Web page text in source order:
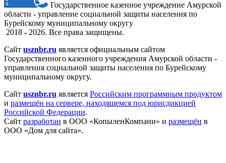
Государственное казенное учреждение Амурской
области - управление социальной защиты населения по
Бурейскому муниципальному округу
2018 - 2026. Все права защищены.
Сайт usznbr.ru является официальным сайтом
Государственного казенного учреждения Амурской области -
управления социальной защиты населения по Бурейскому
муниципальному округу.
Сайт usznbr.ru является Российским программным продуктом
и размещён на сервере, находящемся под юрисдикцией
Российской Федерации.
Сайт разработан в ООО «КопыленКомпани» и размещён в
ООО «Дом для сайта».